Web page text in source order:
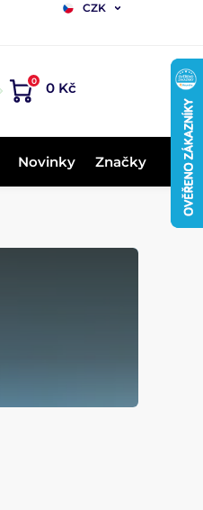
CZK
0 0 Kč
Novinky Značky